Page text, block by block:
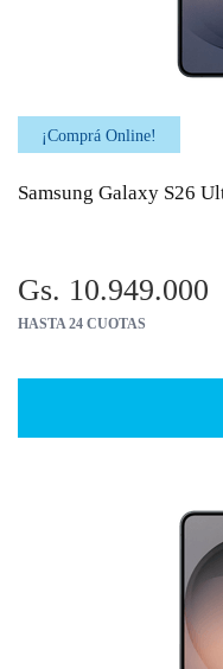
¡Comprá Online!
Samsung Galaxy S26
Gs. 10.949.000
HASTA 24 CUOTAS